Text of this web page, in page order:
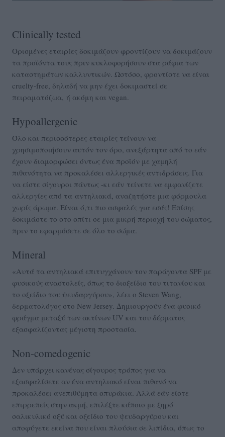
Clinically tested
Ορισμένες εταιρίες δοκιμάζουν φροντίζουν να δοκιμάζουν
τα προϊόντα τους πριν κυκλοφορήσουν στα ράφια των
καταστημάτων καλλυντικών. Ωστόσο, φροντίστε να είναι
cruelty-free, δηλαδή να μην έχει δοκιμαστεί σε
πειραματόζωα, ή ακόμη και vegan.
Hypoallergenic
Όλο και περισσότερες εταιρίες τείνουν να
χρησιμοποιήσουν αυτόν τον όρο, ανεξάρτητα από το εάν
έχουν διαμορφώσει όντως ένα προϊόν με χαμηλή
πιθανότητα να προκαλέσει αλλεργικές αντιδράσεις. Για
να είστε σίγουροι πάντως -κι εάν τείνετε να εμφανίζετε
αλλεργίες από τα αντηλιακά, αναζητήστε μια φόρμουλα
χωρίς άρωμα. Είναι ό,τι πιο ασφαλές για εσάς! Επίσης
δοκιμάστε το στο σπίτι σε μια μικρή περιοχή του σώματος,
πριν το εφαρμόσετε σε όλο το σώμα.
Mineral
«Αυτά τα αντηλιακά επιτυγχάνουν τον παράγοντα SPF με
φυσικούς αναστολείς, όπως το διοξείδιο του τιτανίου και
το οξείδιο του ψευδαργύρου», λέει ο Steven Wang,
δερματολόγος στο New Jersey. Δημιουργούν ένα φυσικό
φράγμα μεταξύ των ακτίνων UV και του δέρματος
εξασφαλίζοντας μέγιστη προστασία.
Νon-comedogenic
Δεν υπάρχει κανένας σίγουρος τρόπος για να
εξασφαλίσετε αν ένα αντηλιακό είναι πιθανό να
προκαλέσει ανεπιθύμητα σπυράκια. Αλλά εάν είστε
επιρρεπείς στην ακμή, επιλέξτε κάποιο με ξηρό
σαλικυλικό οξύ και οξείδιο του ψευδαργύρου και
αποφύγετε εκείνα που είναι πλούσια σε λιπίδια, όπως το